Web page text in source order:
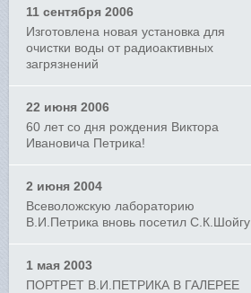
11 сентября 2006
Изготовлена новая установка для
очистки воды от радиоактивных
загрязнений
22 июня 2006
60 лет со дня рождения Виктора
Ивановича Петрика!
2 июня 2004
Всеволожскую лабораторию
В.И.Петрика вновь посетил С.К.Шойгу
1 мая 2003
ПОРТРЕТ В.И.ПЕТРИКА В ГАЛЕРЕЕ